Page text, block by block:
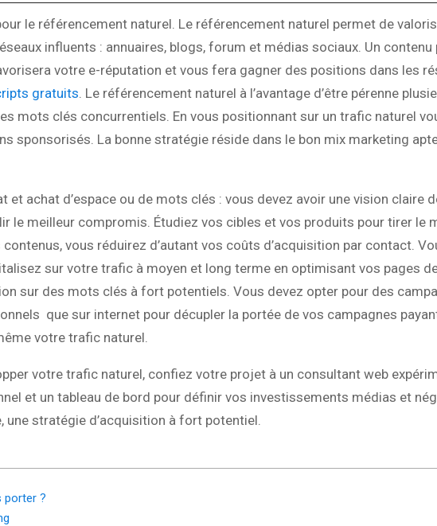
le référencement naturel. Le référencement naturel permet de
influents : annuaires, blogs, forum et médias sociaux. Un contenu
votre e-réputation et vous fera gagner des positions dans les
gratuits . Le référencement naturel à l’avantage d’être pérenne
mots clés concurrentiels. En vous positionnant sur un trafic naturel
sponsorisés. La bonne stratégie réside dans le bon mix marketing
achat d’espace ou de mots clés : vous devez avoir une vision claire
le meilleur compromis. Étudiez vos cibles et vos produits pour tirer le
vous réduirez d’autant vos coûts d’acquisition par contact.
sur votre trafic à moyen et long terme en optimisant vos pages
sur des mots clés à fort potentiels. Vous devez opter pour des
que sur internet pour décupler la portée de vos campagnes
votre trafic naturel.
votre trafic naturel, confiez votre projet à un consultant web
et un tableau de bord pour définir vos investissements médias et
stratégie d’acquisition à fort potentiel.
porter ?